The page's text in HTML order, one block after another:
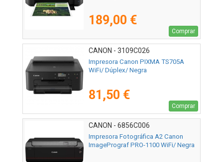
189,00 €
Comprar
CANON - 3109C026
Impresora Canon PIXMA TS705A
WiFi/ Dúplex/ Negra
81,50 €
Comprar
CANON - 6856C006
Impresora Fotográfica A2 Canon
ImagePrograf PRO-1100 WiFi/ Negra